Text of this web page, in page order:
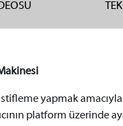
yapmak amacıyla
platform üzerinde